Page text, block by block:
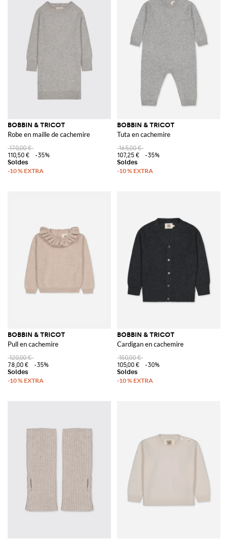
BOBBIN & TRICOT
Robe en maille de cachemire
170,00 €
110,50 €
-35%
BOBBIN & TRICOT
Tuta en cachemire
165,00 €
107,25 €
-35%
BOBBIN & TRICOT
Pull en cachemire
120,00 €
78,00 €
-35%
BOBBIN & TRICOT
Cardigan en cachemire
150,00 €
105,00 €
-30%